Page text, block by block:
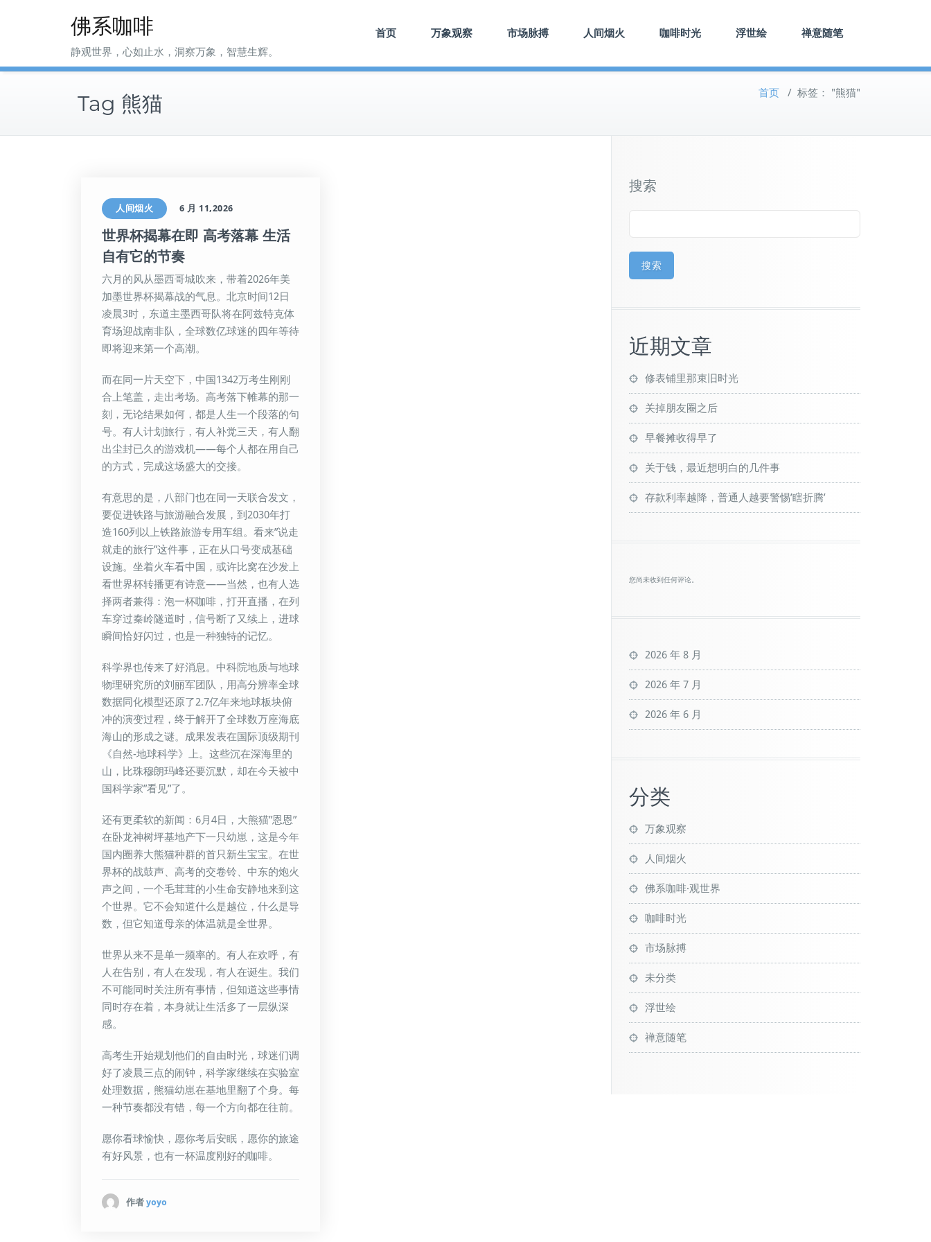
佛系咖啡
静观世界，心如止水，洞察万象，智慧生辉。
首页 万象观察 市场脉搏 人间烟火 咖啡时光 浮世绘 禅意随笔
Tag 熊猫 首页 / 标签： "熊猫"
人间烟火 6 月 11,2026
世界杯揭幕在即 高考落幕 生活
自有它的节奏
六月的风从墨西哥城吹来，带着2026年美
加墨世界杯揭幕战的气息。北京时间12日
凌晨3时，东道主墨西哥队将在阿兹特克体
育场迎战南非队，全球数亿球迷的四年等待
即将迎来第一个高潮。
而在同一片天空下，中国1342万考生刚刚
合上笔盖，走出考场。高考落下帷幕的那一
刻，无论结果如何，都是人生一个段落的句
号。有人计划旅行，有人补觉三天，有人翻
出尘封已久的游戏机——每个人都在用自己
的方式，完成这场盛大的交接。
有意思的是，八部门也在同一天联合发文，
要促进铁路与旅游融合发展，到2030年打
造160列以上铁路旅游专用车组。看来”说走
就走的旅行”这件事，正在从口号变成基础
设施。坐着火车看中国，或许比窝在沙发上
看世界杯转播更有诗意——当然，也有人选
择两者兼得：泡一杯咖啡，打开直播，在列
车穿过秦岭隧道时，信号断了又续上，进球
瞬间恰好闪过，也是一种独特的记忆。
科学界也传来了好消息。中科院地质与地球
物理研究所的刘丽军团队，用高分辨率全球
数据同化模型还原了2.7亿年来地球板块俯
冲的演变过程，终于解开了全球数万座海底
海山的形成之谜。成果发表在国际顶级期刊
《自然-地球科学》上。这些沉在深海里的
山，比珠穆朗玛峰还要沉默，却在今天被中
国科学家”看见”了。
还有更柔软的新闻：6月4日，大熊猫”恩恩”
在卧龙神树坪基地产下一只幼崽，这是今年
国内圈养大熊猫种群的首只新生宝宝。在世
界杯的战鼓声、高考的交卷铃、中东的炮火
声之间，一个毛茸茸的小生命安静地来到这
个世界。它不会知道什么是越位，什么是导
数，但它知道母亲的体温就是全世界。
世界从来不是单一频率的。有人在欢呼，有
人在告别，有人在发现，有人在诞生。我们
不可能同时关注所有事情，但知道这些事情
同时存在着，本身就让生活多了一层纵深
感。
高考生开始规划他们的自由时光，球迷们调
好了凌晨三点的闹钟，科学家继续在实验室
处理数据，熊猫幼崽在基地里翻了个身。每
一种节奏都没有错，每一个方向都在往前。
愿你看球愉快，愿你考后安眠，愿你的旅途
有好风景，也有一杯温度刚好的咖啡。
作者 yoyo
搜索
搜索
近期文章
修表铺里那束旧时光
关掉朋友圈之后
早餐摊收得早了
关于钱，最近想明白的几件事
存款利率越降，普通人越要警惕’瞎折腾’
您尚未收到任何评论。
2026 年 8 月
2026 年 7 月
2026 年 6 月
分类
万象观察
人间烟火
佛系咖啡·观世界
咖啡时光
市场脉搏
未分类
浮世绘
禅意随笔